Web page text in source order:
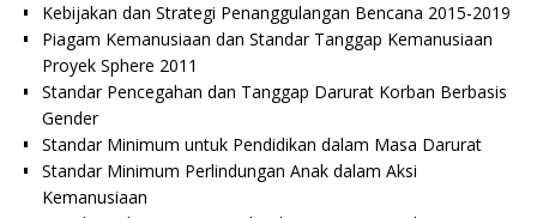
Kebijakan dan Strategi Penanggulangan Bencana 2015-2019
Piagam Kemanusiaan dan Standar Tanggap Kemanusiaan
Proyek Sphere 2011
Standar Pencegahan dan Tanggap Darurat Korban Berbasis
Gender
Standar Minimum untuk Pendidikan dalam Masa Darurat
Standar Minimum Perlindungan Anak dalam Aksi
Kemanusiaan